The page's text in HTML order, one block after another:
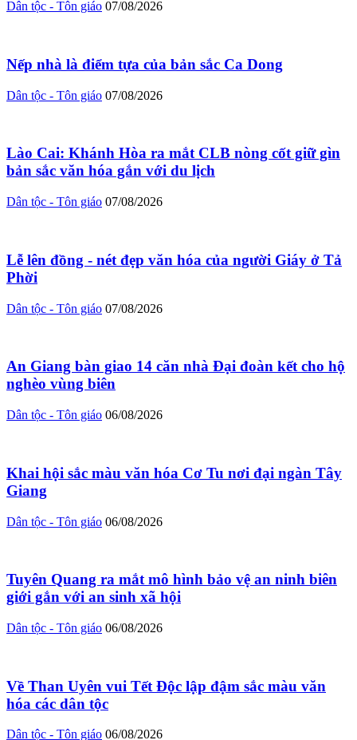
Dân tộc - Tôn giáo 07/08/2026
Nếp nhà là điểm tựa của bản sắc Ca Dong
Dân tộc - Tôn giáo 07/08/2026
Lào Cai: Khánh Hòa ra mắt CLB nòng cốt giữ gìn
bản sắc văn hóa gắn với du lịch
Dân tộc - Tôn giáo 07/08/2026
Lễ lên đồng - nét đẹp văn hóa của người Giáy ở Tả
Phời
Dân tộc - Tôn giáo 07/08/2026
An Giang bàn giao 14 căn nhà Đại đoàn kết cho hộ
nghèo vùng biên
Dân tộc - Tôn giáo 06/08/2026
Khai hội sắc màu văn hóa Cơ Tu nơi đại ngàn Tây
Giang
Dân tộc - Tôn giáo 06/08/2026
Tuyên Quang ra mắt mô hình bảo vệ an ninh biên
giới gắn với an sinh xã hội
Dân tộc - Tôn giáo 06/08/2026
Về Than Uyên vui Tết Độc lập đậm sắc màu văn
hóa các dân tộc
Dân tộc - Tôn giáo 06/08/2026